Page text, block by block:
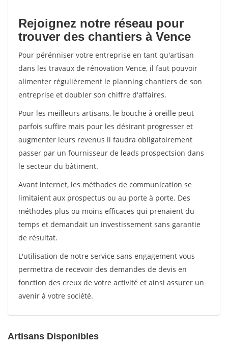
Rejoignez notre réseau pour
trouver des chantiers à Vence
Pour pérénniser votre entreprise en tant qu'artisan
dans les travaux de rénovation Vence, il faut pouvoir
alimenter régulièrement le planning chantiers de son
entreprise et doubler son chiffre d'affaires.
Pour les meilleurs artisans, le bouche à oreille peut
parfois suffire mais pour les désirant progresser et
augmenter leurs revenus il faudra obligatoirement
passer par un fournisseur de leads prospectsion dans
le secteur du bâtiment.
Avant internet, les méthodes de communication se
limitaient aux prospectus ou au porte à porte. Des
méthodes plus ou moins efficaces qui prenaient du
temps et demandait un investissement sans garantie
de résultat.
L'utilisation de notre service sans engagement vous
permettra de recevoir des demandes de devis en
fonction des creux de votre activité et ainsi assurer un
avenir à votre société.
Artisans Disponibles